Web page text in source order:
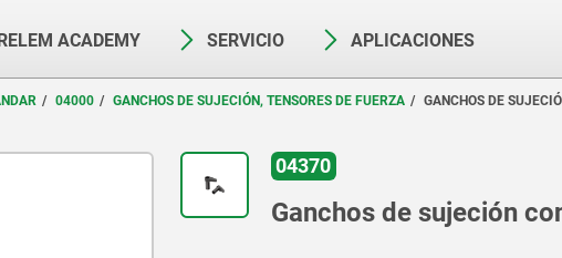
ACADEMY SERVICIO APLICACIONES
04000 GANCHOS DE SUJECIÓN, TENSORES DE FUERZA GANCHOS DE
04370
Ganchos de sujeción